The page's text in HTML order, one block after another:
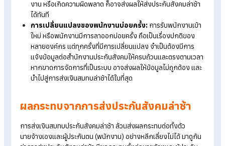
ขาดความรู้หรือความเข้าใจในข้อกฎหมาย:หลายบริษัท โด
เฉพาะธุรกิจขนาดเล็กหรือกิจการที่เพิ่งเริ่มต้น อาจไม่เข้าใจรา
ละเอียดข้อกำหนดของประกันสังคม เช่น กำหนดวันส่ง เงินสม
HR หรือบัญชีมีภาระงานมากเกินไป:งานที่ต้องใช้ความละเ
เช่น คำนวณเงินเดือน ตรวจสอบข้อมูลพนักงานใหม่ ลาออก ห
ข้อมูลต่าง ๆ มักใช้เวลามาก และเมื่อไม่มีระบบช่วยจัดการ ก็มี